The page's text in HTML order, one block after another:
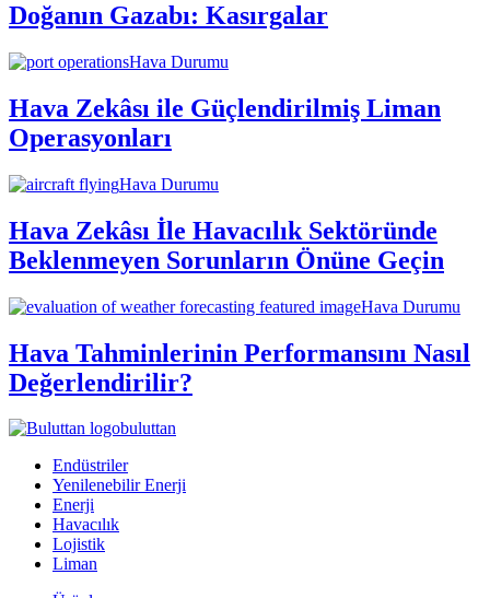
Doğanın Gazabı: Kasırgalar
Hava Durumu
Hava Zekâsı ile Güçlendirilmiş Liman
Operasyonları
Hava Durumu
Hava Zekâsı İle Havacılık Sektöründe
Beklenmeyen Sorunların Önüne Geçin
Hava Durumu
Hava Tahminlerinin Performansını Nasıl
Değerlendirilir?
buluttan
Endüstriler
Yenilenebilir Enerji
Enerji
Havacılık
Lojistik
Liman